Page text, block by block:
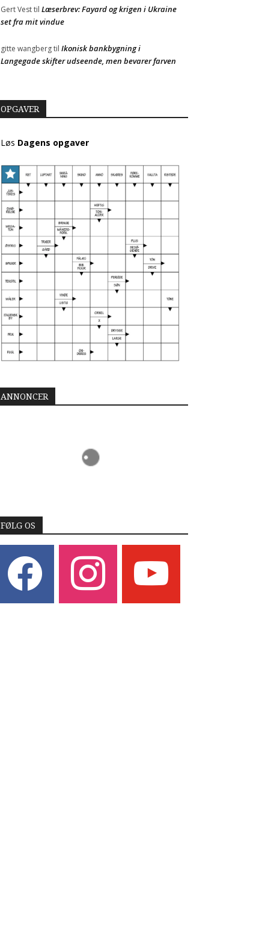
Gert Vesttil Læserbrev: Fayard og krigen i Ukraine
set fra mit vindue
gitte wangbergtil Ikonisk bankbygning i
Langegade skifter udseende, men bevarer farven
OPGAVER
Løs Dagens opgaver
ANNONCER
FØLG OS
instagram